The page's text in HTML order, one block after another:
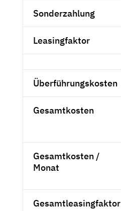
Sonderzahlung
Leasingfaktor
Überführungskosten
Gesamtkosten
Gesamtkosten /
Monat
Gesamtleasingfaktor